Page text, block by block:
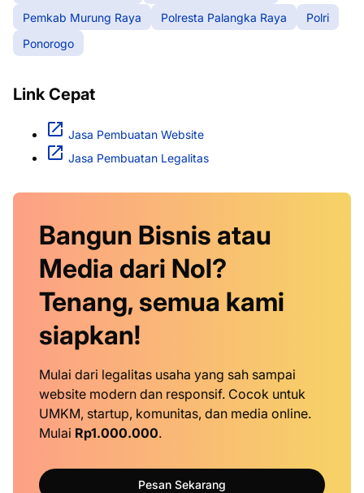
Pemkab Murung Raya
Polresta Palangka Raya
Polri
Ponorogo
Link Cepat
Jasa Pembuatan Website
Jasa Pembuatan Legalitas
Bangun Bisnis atau
Media dari Nol?
Tenang, semua kami
siapkan!
Mulai dari legalitas usaha yang sah sampai
website modern dan responsif. Cocok untuk
UMKM, startup, komunitas, dan media online.
Mulai Rp1.000.000.
Pesan Sekarang